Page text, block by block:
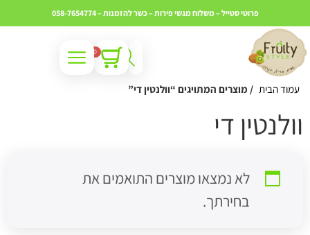
פרוטי סטייל – משלוח מגשי פירות – כשרלהזמנות – 058-7654774
0
עמוד הבית / מוצרים המתויגים “וולנטין די”
די
לא נמצאו מוצרים התואמים את
בחירתך.